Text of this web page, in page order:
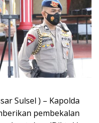
Sulsel ) – Kapolda
pembekalan